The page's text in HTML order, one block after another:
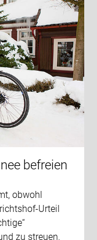
befreien
obwohl
Urteil
zu streuen.